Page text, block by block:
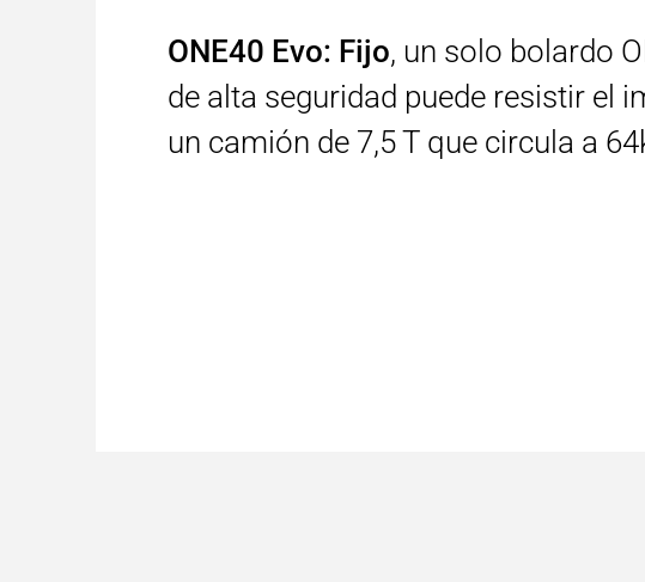
ONE40 Evo: Fijo, un solo bolardo
de alta seguridad puede resistir el
un camión de 7,5 T que circula a